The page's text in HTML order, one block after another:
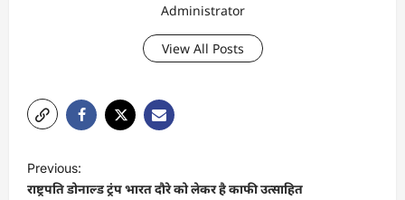
Administrator
View All Posts
o
Previous:
राष्ट्रपति डोनाल्ड ट्रंप भारत दौरे को लेकर है काफी उत्साहित